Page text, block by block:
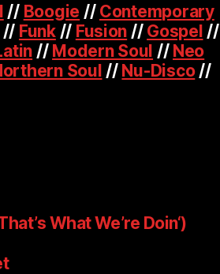
// Boogie // Contemporary
// Funk// Fusion // Gospel //
// Modern Soul // Neo
Soul // Nu-Disco//
What We’re Doin‘)